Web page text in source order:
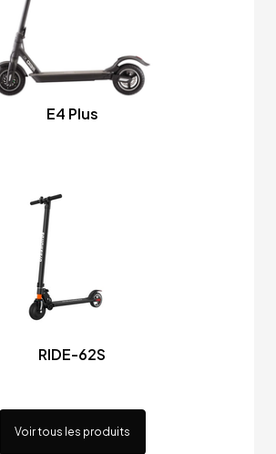
E4 Plus
RIDE-62S
Voir tous les produits